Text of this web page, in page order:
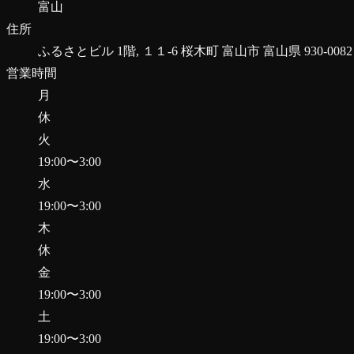
富山
住所
ふるさとビル 1階, １１-6 桜木町 富山市 富山県 930-
営業時間
月
休
火
19:00〜3:00
水
19:00〜3:00
木
休
金
19:00〜3:00
土
19:00〜3:00